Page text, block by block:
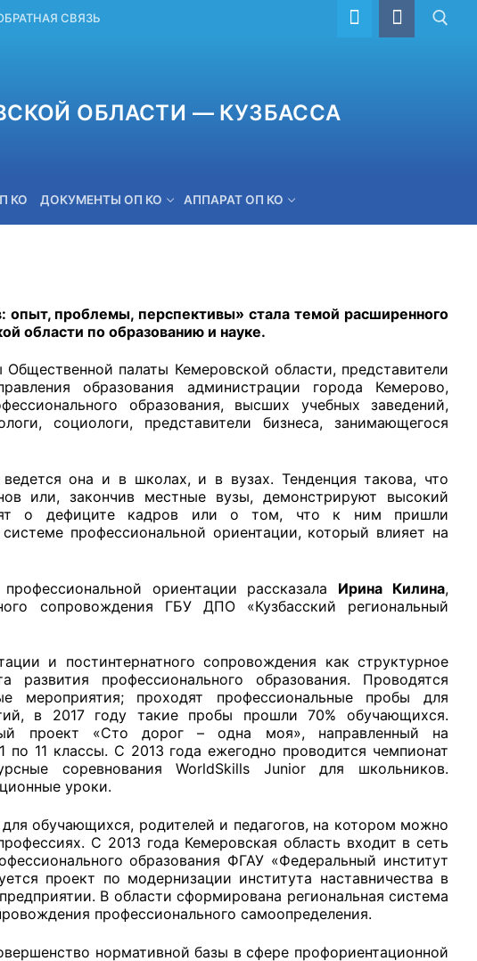
СВЯЗЬ
ОБЛАСТИ — КУЗБАССА
КО ДОКУМЕНТЫ ОП КО АППАРАТ ОП КО
ОБРАТНАЯ СВЯЗЬ
органов
проблемы, перспективы» стала темой расширенного
области по образованию и науке.
палаты Кемеровской области, представители
образования администрации города Кемерово,
образования, высших учебных заведений,
социологи, представители бизнеса, занимающегося
она и в школах, и в вузах. Тенденция такова, что
или, закончив местные вузы, демонстрируют высокий
о дефиците кадров или о том, что к ним пришли
профессиональной ориентации, который влияет на
ориентации рассказала Ирина Килина,
сопровождения ГБУ ДПО «Кузбасский региональный
и постинтернатного сопровождения как структурное
развития профессионального образования. Проводятся
мероприятия; проходят профессиональные пробы для
в 2017 году такие пробы прошли 70% обучающихся.
проект «Сто дорог – одна моя», направленный на
11 классы. С 2013 года ежегодно проводится чемпионат
соревнования WorldSkills Junior для школьников.
уроки.
обучающихся, родителей и педагогов, на котором можно
С 2013 года Кемеровская область входит в сеть
образования ФГАУ «Федеральный институт
проект по модернизации института наставничества в
В области сформирована региональная система
профессионального самоопределения.
нормативной базы в сфере профориентационной